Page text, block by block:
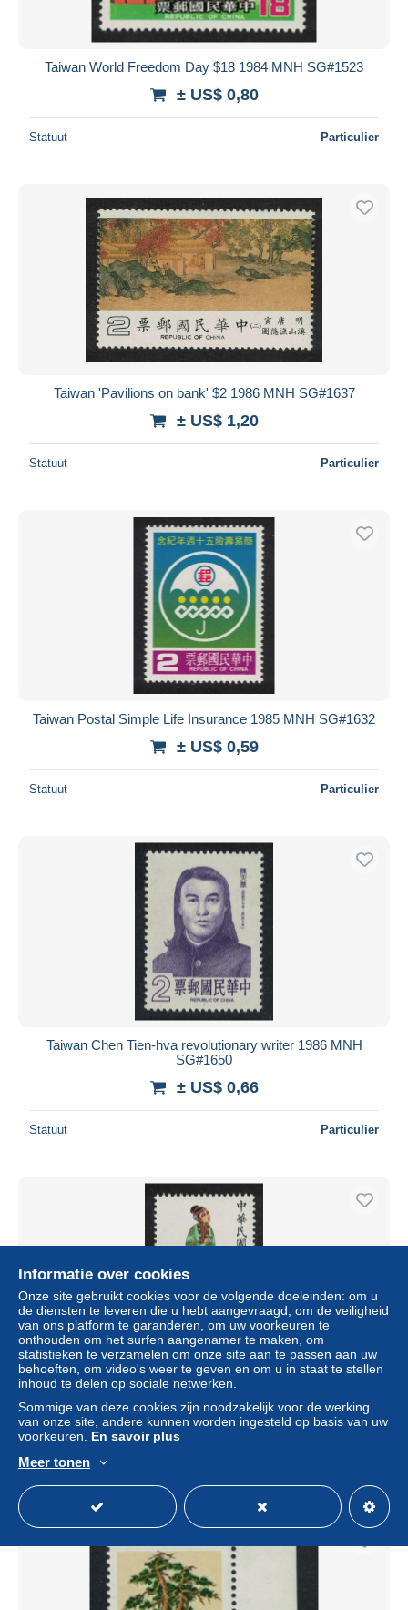
Taiwan World Freedom Day $18 1984 MNH SG#1523
± US$ 0,80
Statuut Particulier
Taiwan 'Pavilions on bank' $2 1986 MNH SG#1637
± US$ 1,20
Statuut Particulier
Taiwan Postal Simple Life Insurance 1985 MNH SG#1632
± US$ 0,59
Statuut Particulier
Taiwan Chen Tien-hva revolutionary writer 1986 MNH
SG#1650
± US$ 0,66
Statuut Particulier
Taiwan Han Lady of Rank Early Qing Dynasty $1.50 1987
MNH SG#1767
± US$ 0,73
Statuut
Informatie over cookies
Onze site gebruikt cookies voor de volgende doeleinden: om u
de diensten te leveren die u hebt aangevraagd, om de veiligheid
van ons platform te garanderen, om uw voorkeuren te
onthouden om het surfen aangenamer te maken, om
statistieken te verzamelen om onze site aan te passen aan uw
behoeften, om video's weer te geven en om u in staat te stellen
inhoud te delen op sociale netwerken.
Sommige van deze cookies zijn noodzakelijk voor de werking
van onze site, andere kunnen worden ingesteld op basis van uw
voorkeuren. En savoir plus
Meer tonen